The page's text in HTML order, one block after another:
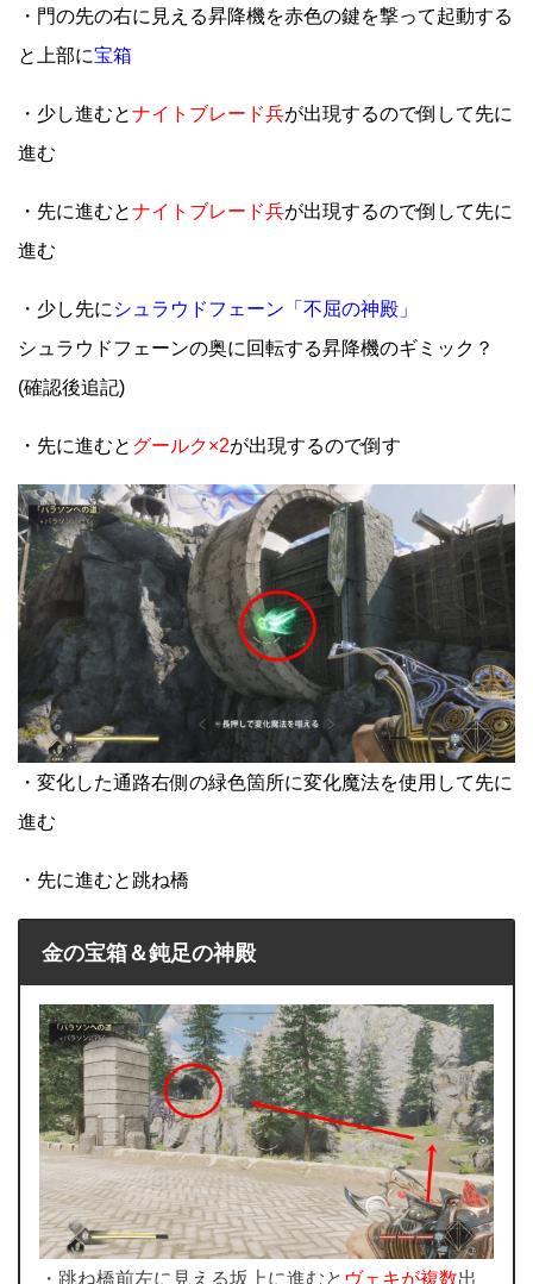
・門の先の右に見える昇降機を赤色の鍵を撃って起動する
と上部に宝箱
・少し進むとナイトブレード兵が出現するので倒して先に
進む
・先に進むとナイトブレード兵が出現するので倒して先に
進む
・少し先に シュラウドフェーン「不屈の神殿」
シュラウドフェーンの奥に回転する昇降機のギミック？
(確認後追記)
・先に進むと グールク×2が出現するので倒す
・変化した通路右側の緑色箇所に変化魔法を使用して先に
進む
・先に進むと跳ね橋
金の宝箱＆鈍足の神殿
・跳ね橋前左に見える坂上に進むと ヴェキが複数出